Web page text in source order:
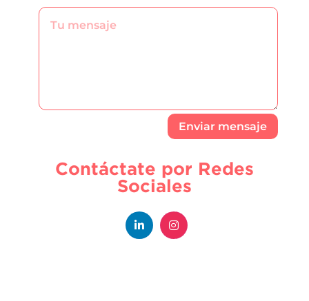
Enviar mensaje
Contáctate por Redes
Sociales